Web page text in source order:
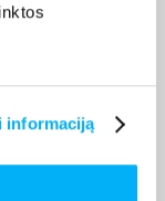
informaciją